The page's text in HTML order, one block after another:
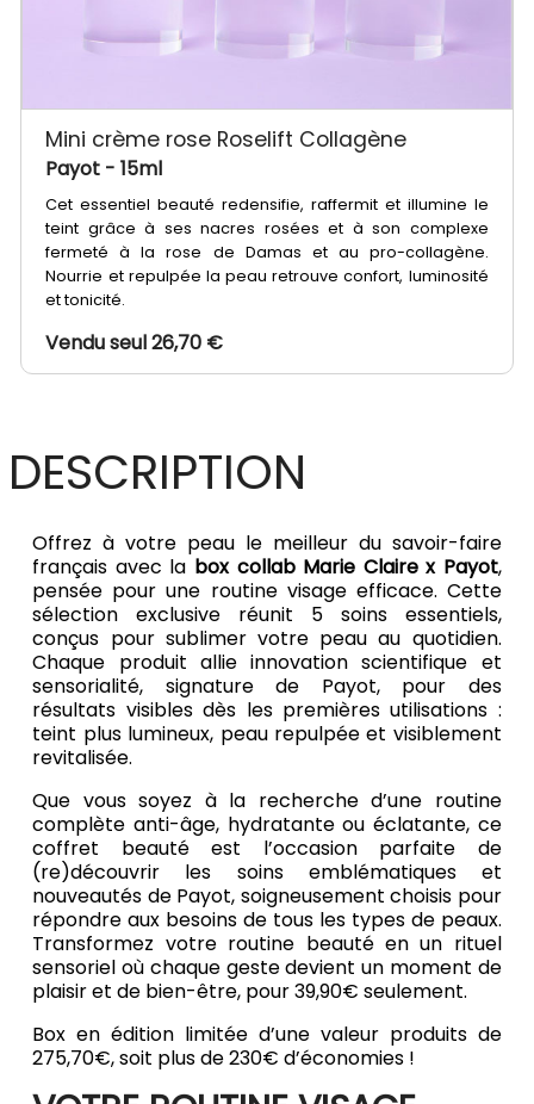
Mini crème rose Roselift Collagène
Payot - 15ml
Cet essentiel beauté redensifie, raffermit et illumine le
teint grâce à ses nacres rosées et à son complexe
fermeté à la rose de Damas et au pro-collagène.
Nourrie et repulpée la peau retrouve confort, luminosité
et tonicité.
Vendu seul 26,70 €
DESCRIPTION
Offrez à votre peau le meilleur du savoir-faire
français avec la box collab Marie Claire x Payot,
pensée pour une routine visage efficace. Cette
sélection exclusive réunit 5 soins essentiels,
conçus pour sublimer votre peau au quotidien.
Chaque produit allie innovation scientifique et
sensorialité, signature de Payot, pour des
résultats visibles dès les premières utilisations :
teint plus lumineux, peau repulpée et visiblement
revitalisée.
Que vous soyez à la recherche d’une routine
complète anti-âge, hydratante ou éclatante, ce
coffret beauté est l’occasion parfaite de
(re)découvrir les soins emblématiques et
nouveautés de Payot, soigneusement choisis pour
répondre aux besoins de tous les types de peaux.
Transformez votre routine beauté en un rituel
sensoriel où chaque geste devient un moment de
plaisir et de bien-être, pour 39,90€ seulement.
Box en édition limitée d’une valeur produits de
275,70€, soit plus de 230€ d’économies !